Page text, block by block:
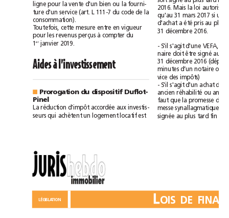
ligne
pour la vente d'un bien ou la
fourni-
ture
d'un service (art. L 111-7 du code de la
consommation).
Toutefois,
cette mesure entre en
vigueur
pour
les revenus perçus à compter
du
1 er janvier
Aidesà l’investissement
■ Prorogation du dispositif
Duflot-
Pinel
La réduction d'impôt accordée aux
investis-
seurs
qui achètent un logement locatif est
2016.
Mais la loi
qu'au
31mars 2017 si
d'achat a été pris au
31décembre
2016.
- s'agit d'une VEFA,
naire
doit être signé
au
31décembre
2016
minutes d’un notaire
vice
des impôts)
- s'agit d'un achat
ancien
réhabilité ou
faut
que la
promesse
messe
synallagmatique
signée
au plus tard fin
L
LÉGISLATION